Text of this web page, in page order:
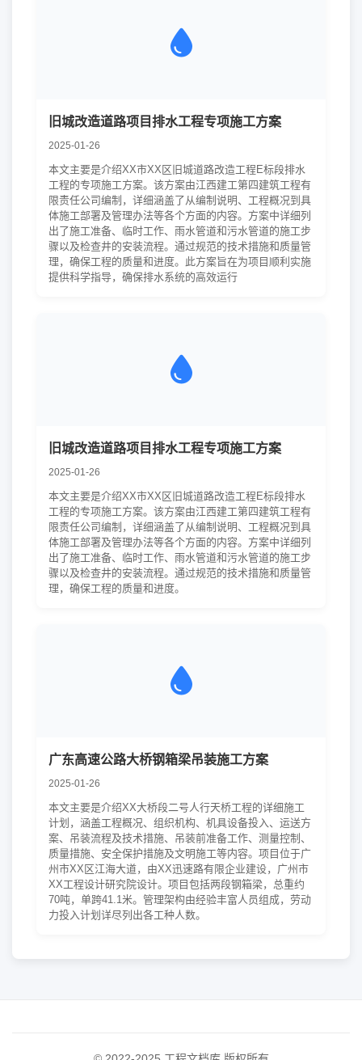
旧城改造道路项目排水工程专项施工方案
2025-01-26
本文主要是介绍XX市XX区旧城道路改造工程E标段排水
工程的专项施工方案。该方案由江西建工第四建筑工程有
限责任公司编制，详细涵盖了从编制说明、工程概况到具
体施工部署及管理办法等各个方面的内容。方案中详细列
出了施工准备、临时工作、雨水管道和污水管道的施工步
骤以及检查井的安装流程。通过规范的技术措施和质量管
理，确保工程的质量和进度。此方案旨在为项目顺利实施
提供科学指导，确保排水系统的高效运行
旧城改造道路项目排水工程专项施工方案
2025-01-26
本文主要是介绍XX市XX区旧城道路改造工程E标段排水
工程的专项施工方案。该方案由江西建工第四建筑工程有
限责任公司编制，详细涵盖了从编制说明、工程概况到具
体施工部署及管理办法等各个方面的内容。方案中详细列
出了施工准备、临时工作、雨水管道和污水管道的施工步
骤以及检查井的安装流程。通过规范的技术措施和质量管
理，确保工程的质量和进度。
广东高速公路大桥钢箱梁吊装施工方案
2025-01-26
本文主要是介绍XX大桥段二号人行天桥工程的详细施工
计划，涵盖工程概况、组织机构、机具设备投入、运送方
案、吊装流程及技术措施、吊装前准备工作、测量控制、
质量措施、安全保护措施及文明施工等内容。项目位于广
州市XX区江海大道，由XX迅速路有限企业建设，广州市
XX工程设计研究院设计。项目包括两段钢箱梁，总重约
70吨，单跨41.1米。管理架构由经验丰富人员组成，劳动
力投入计划详尽列出各工种人数。